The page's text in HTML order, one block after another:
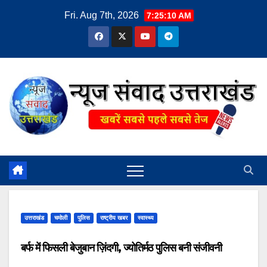
Fri. Aug 7th, 2026 7:25:11 AM
उत्तराखंड चमोली पुलिस राष्ट्रीय खबर स्वास्थ्य
बर्फ में फिसली बेजुबान ज़िंदगी, ज्योतिर्मठ पुलिस बनी संजीवनी